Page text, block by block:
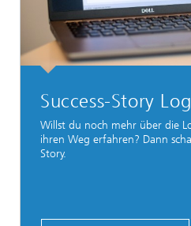
Success-Story
Willst du noch mehr über die
ihren Weg erfahren? Dann
Story.